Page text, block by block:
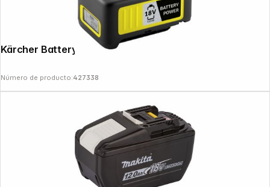
Kärcher Battery Power 18/50
Número de producto:427338